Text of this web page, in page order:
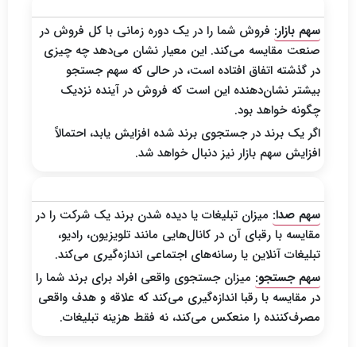
سهم بازار: فروش شما را در یک دوره زمانی با کل فروش در
صنعت مقایسه می‌کند. این معیار نشان می‌دهد چه چیزی
در گذشته اتفاق افتاده است، در حالی که سهم جستجو
بیشتر نشان‌دهنده این است که فروش در آینده نزدیک
چگونه خواهد بود.
اگر یک برند در جستجوی برند شده افزایش یابد، احتمالاً
افزایش سهم بازار نیز دنبال خواهد شد.
سهم صدا: میزان تبلیغات یا دیده شدن برند یک شرکت را در
مقایسه با رقبای آن در کانال‌هایی مانند تلویزیون، رادیو،
تبلیغات آنلاین یا رسانه‌های اجتماعی اندازه‌گیری می‌کند.
سهم جستجو: میزان جستجوی واقعی افراد برای برند شما را
در مقایسه با رقبا اندازه‌گیری می‌کند که علاقه و هدف واقعی
مصرف‌کننده را منعکس می‌کند، نه فقط هزینه تبلیغات.